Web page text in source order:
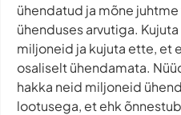
ühendatud ja mõne juhtme
ühenduses arvutiga.
miljoneid ja kujuta ette, et
osaliselt ühendamata.
hakka neid miljoneid
lootusega, et ehk